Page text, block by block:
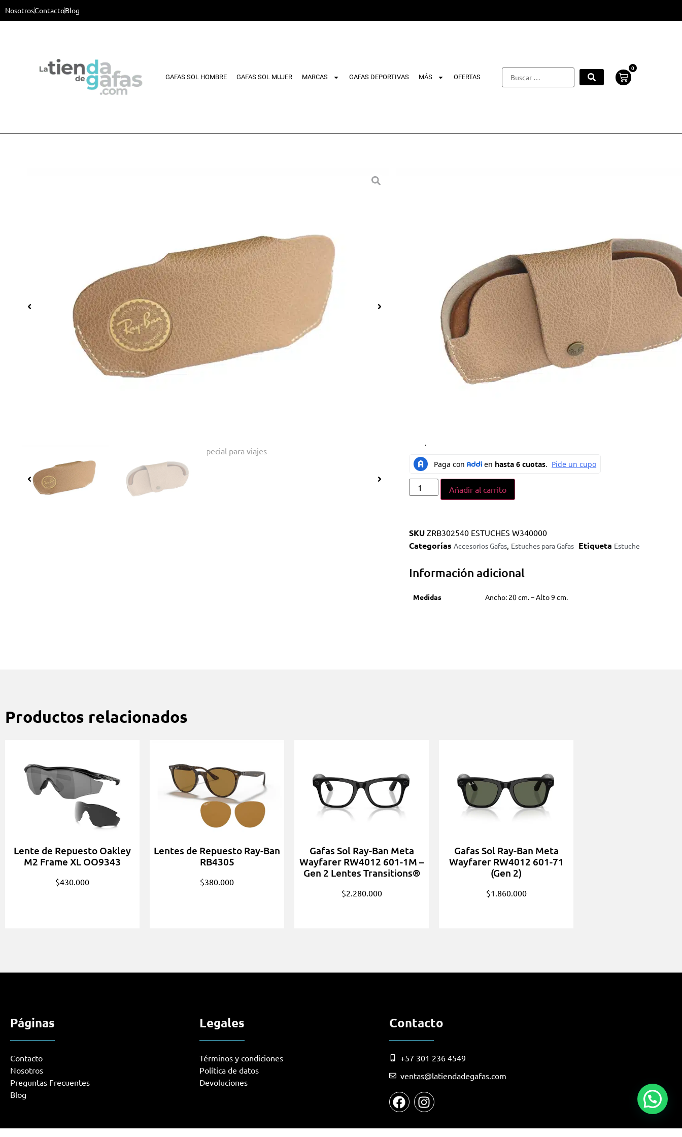
NosotrosContactoBlog
GAFAS SOL HOMBRE GAFAS SOL MUJER MARCAS GAFAS DEPORTIVAS MÁS OFERTAS
0
Aviator – Edición Especial
Con las Ray-Ban Aviator siempre hemos volado con los que tienen la
vista puesta en el cielo. Este estuche especial de color camello tiene un
diseño estilizado y compacto pensado para viajar.
Hacemos envíos a todo Colombia.
La compra del estuche NO incluye paño de microfibra.
Tiempo de entrega: Entre 2 y 5 días hábiles. El valor del envío se calcula
Añadir al carrito
SKUZRB302540 ESTUCHES W340000
Categorías Accesorios Gafas, Estuches para Gafas Etiqueta Estuche
Información adicional
Medidas Ancho: 20 cm. – Alto 9 cm.
Productos relacionados
Lente de Repuesto Oakley
M2 Frame XL OO9343
$430.000
Lentes de Repuesto Ray-Ban
RB4305
$380.000
Gafas Sol Ray-Ban Meta
Wayfarer RW4012 601-1M –
Gen 2 Lentes Transitions®
$2.280.000
Gafas Sol Ray-Ban Meta
Wayfarer RW4012 601-71
(Gen 2)
$1.860.000
Páginas
Contacto
Nosotros
Preguntas Frecuentes
Blog
Legales
Términos y condiciones
Política de datos
Devoluciones
Contacto
+57 301 236 4549
ventas@latiendadegafas.com